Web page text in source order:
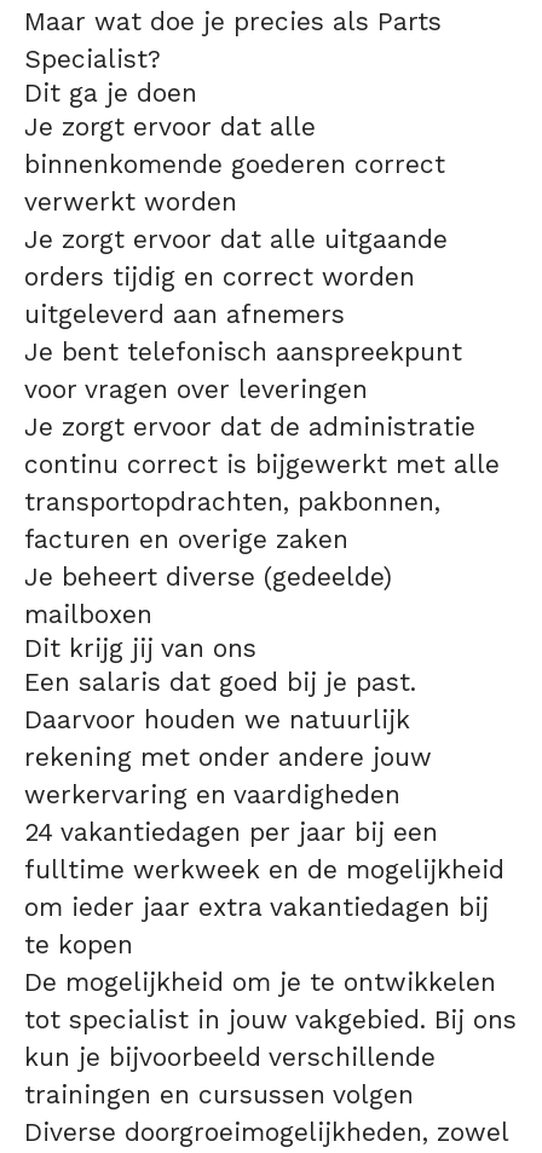
Maar wat doe je precies als Parts
Specialist?
Dit ga je doen
Je zorgt ervoor dat alle
binnenkomende goederen correct
verwerkt worden
Je zorgt ervoor dat alle uitgaande
orders tijdig en correct worden
uitgeleverd aan afnemers
Je bent telefonisch aanspreekpunt
voor vragen over leveringen
Je zorgt ervoor dat de administratie
continu correct is bijgewerkt met alle
transportopdrachten, pakbonnen,
facturen en overige zaken
Je beheert diverse (gedeelde)
mailboxen
Dit krijg jij van ons
Een salaris dat goed bij je past.
Daarvoor houden we natuurlijk
rekening met onder andere jouw
werkervaring en vaardigheden
24 vakantiedagen per jaar bij een
fulltime werkweek en de mogelijkheid
om ieder jaar extra vakantiedagen bij
te kopen
De mogelijkheid om je te ontwikkelen
tot specialist in jouw vakgebied. Bij ons
kun je bijvoorbeeld verschillende
trainingen en cursussen volgen
Diverse doorgroeimogelijkheden, zowel